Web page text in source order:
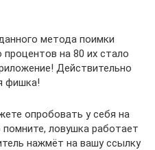
метода поимки
процентов на 80 их стало
Действительно
фишка!
опробовать у себя на
ловушка работает
нажмёт на вашу ссылку